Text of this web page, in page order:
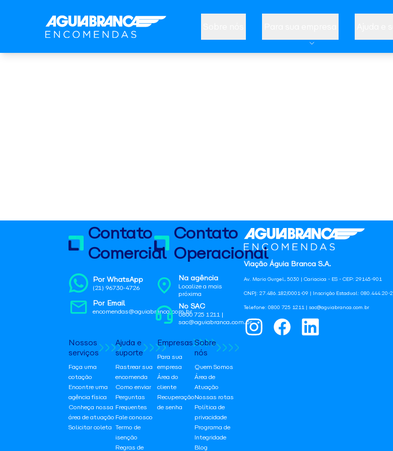
Viação Águia Branca S.A.
Av. Mario Gurgel, 5030 | Cariacica - ES - CEP: 29145-901
CNPJ: 27.486.182/0001-09 | Inscrição Estadual: 080.444.20-2
Telefone: 0800 725 1211 | sac@aguiabranca.com.br
Contato
Comercial
Por WhatsApp
(21) 96730-4726
Por Email
encomendas@aguiabranca.com.br
Contato
Operacional
Na agência
Localize a mais
próxima
No SAC
0800 725 1211 |
sac@aguiabranca.com.br
Nossos
serviços
Faça uma
cotação
Encontre uma
agência física
Conheça nossa
área de atuação
Solicitar coleta
Ajuda e
suporte
Rastrear sua
encomenda
Como enviar
Perguntas
Frequentes
Fale conosco
Termo de
isenção
Regras de
Empresas
Para sua
empresa
Área do
cliente
Recuperação
de senha
Sobre
nós
Quem Somos
Área de
Atuação
Nossas rotas
Política de
privacidade
Programa de
Integridade
Blog